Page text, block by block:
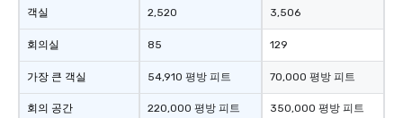
offering engaging
fascinating stories.
interactive
along the way
ensuring there is
Different Types of
객실
회의실
가장 큰 객실
회의 공간
2,520
85
54,910 평방 피트
220,000 평방 피트
3,506
129
70,000 평방 피트
350,000 평방 피트